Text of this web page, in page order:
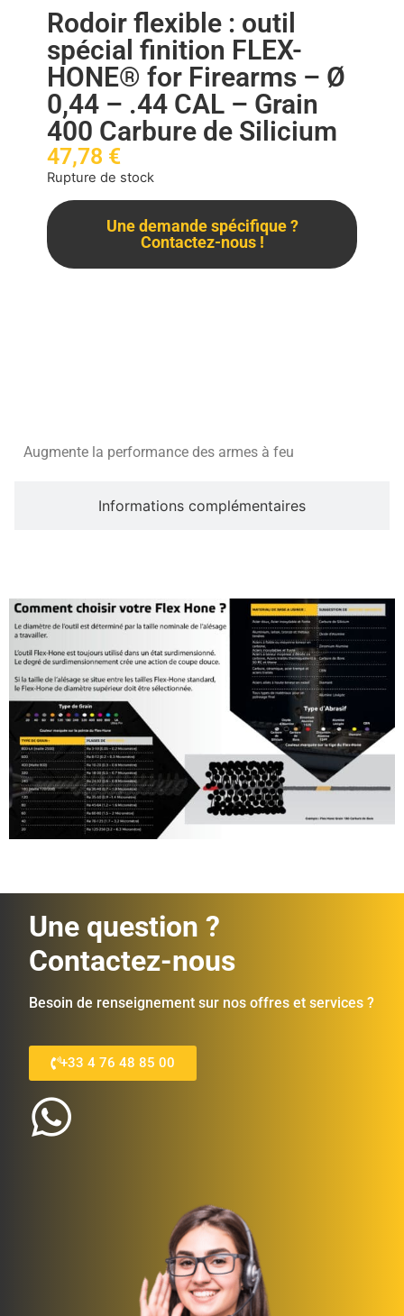
Rodoir flexible : outil
spécial finition FLEX-
HONE® for Firearms – Ø
0,44 – .44 CAL – Grain
400 Carbure de Silicium
47,78 €
Rupture de stock
Une demande spécifique ?
Contactez-nous !
Informations complémentaires
Augmente la performance des armes à feu
Une question ?
Contactez-nous
Besoin de renseignement sur nos offres et services ?
+33 4 76 48 85 00